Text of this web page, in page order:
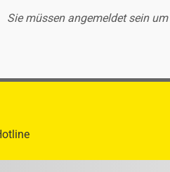
Sie müssen angemeldet sein